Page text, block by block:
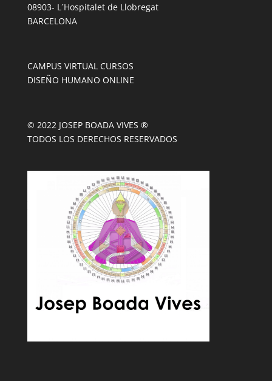
08903- L´Hospitalet de Llobregat
BARCELONA
CAMPUS VIRTUAL CURSOS
DISEÑO HUMANO ONLINE
© 2022 JOSEP BOADA VIVES ®
TODOS LOS DERECHOS RESERVADOS